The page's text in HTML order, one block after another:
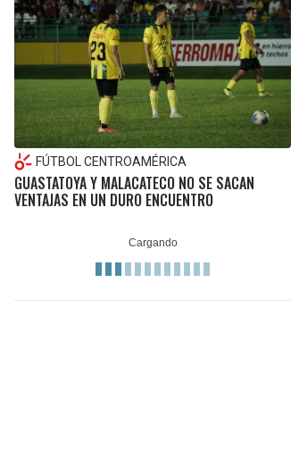
FÚTBOL CENTROAMÉRICA
GUASTATOYA Y MALACATECO NO SE SACAN
VENTAJAS EN UN DURO ENCUENTRO